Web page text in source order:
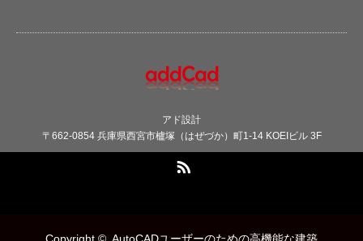
アド設計
〒662-0854 兵庫県西宮市櫨塚（はぜづか）町1-14 KOEIビル 3F
Copyright © AutoCADユーザーのための高機能な建築